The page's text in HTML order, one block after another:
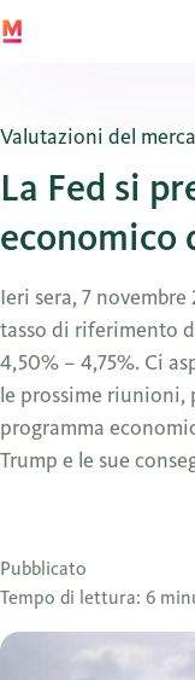
Valutazioni del
La Fed si
economico
Ieri sera, 7
tasso di riferimento
4,50% – 4,75%. Ci
le prossime riunioni,
programma
Trump e le sue
Pubblicato
Tempo di lettura: 6